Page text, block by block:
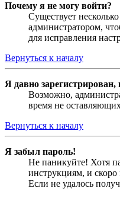
Почему я не могу войти?
Существует
администратором,
для исправления
Вернуться к началу
Я давно
Возможно,
время не
Вернуться к началу
Я забыл пароль!
Не паникуйте! Хотя
инструкциям, и
Если не удалось